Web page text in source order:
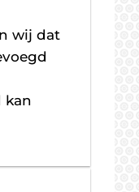
wij dat
kan